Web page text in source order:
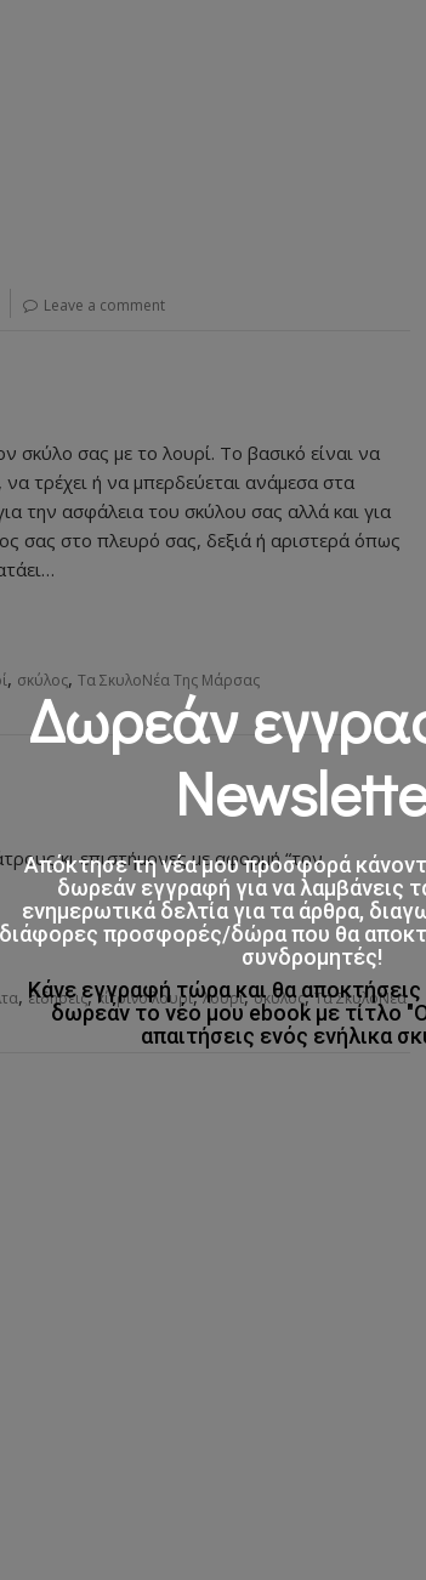
Leave a comment
σας με το λουρί. Το βασικό είναι να
τρέχει ή να μπερδεύεται ανάμεσα στα
την ασφάλεια του σκύλου σας αλλά και για
σας στο πλευρό σας, δεξιά ή αριστερά όπως
, σκύλος, Τα ΣκυλοΝέα Της Μάρσας
κι επιστήμονες με αφορμή “τον
, είδησεις,κίτρινο λουρί,λουρί,σκύλος,Τα ΣκυλοΝέα
Δωρεάν
Απόκτησε τη νέα μου προσφορά
δωρεάν εγγραφή για να λαμβάνεις
ενημερωτικά δελτία για τα άρθρα,
διάφορες προσφορές/δώρα που θα
συνδρομητές!
Κάνε εγγραφή τώρα και θα
δωρεάν το νέο μου ebook με τίτλο
απαιτήσεις ενός ενήλικα